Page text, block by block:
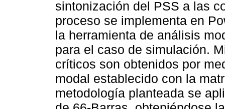
sintonización del PSS a las
proceso se implementa en
la herramienta de análisis
para el caso de simulación.
críticos son obtenidos por
modal establecido con la
metodología planteada se